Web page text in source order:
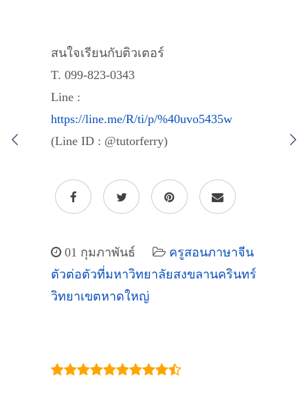
สนใจเรียนกับติวเตอร์
T. 099-823-0343
Line :
https://line.me/R/ti/p/%40uvo5435w
(Line ID : @tutorferry)
01 กุมภาพันธ์
ครูสอนภาษาจีน
ตัวต่อตัวที่มหาวิทยาลัยสงขลานครินทร์
วิทยาเขตหาดใหญ่